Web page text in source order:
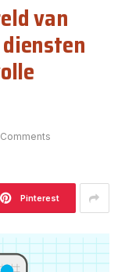
van
Pinterest